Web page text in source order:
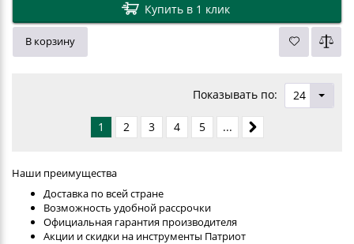
Купить в 1 клик
В корзину
Показывать по: 24
1 2 3 4 5 ...
Наши преимущества
Доставка по всей стране
Возможность удобной рассрочки
Официальная гарантия производителя
Акции и скидки на инструменты Патриот